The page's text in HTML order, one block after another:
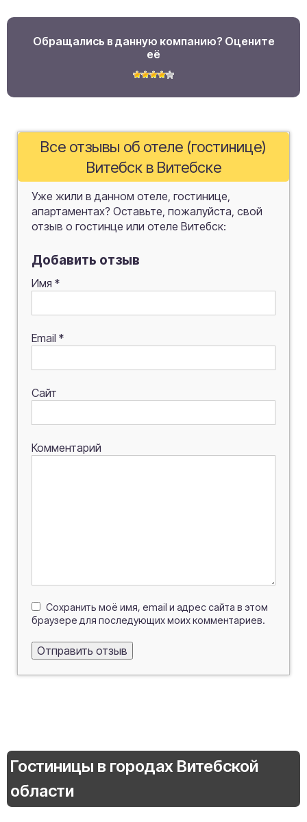
Обращались в данную компанию? Оцените
её
Все отзывы об отеле (гостинице)
Витебск в Витебске
Уже жили в данном отеле, гостинице,
апартаментах? Оставьте, пожалуйста, свой
отзыв о гостинце или отеле Витебск:
Добавить отзыв
Имя *
Email *
Сайт
Комментарий
Сохранить моё имя, email и адрес сайта в этом
браузере для последующих моих комментариев.
Гостиницы в городах Витебской
области